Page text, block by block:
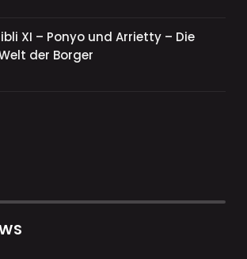
XI – Ponyo und Arrietty – Die
der Borger